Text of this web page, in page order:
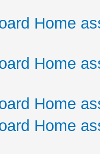
Home
Home
Home
Home